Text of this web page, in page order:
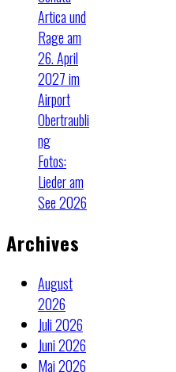
Artica und
Rage am
26. April
2027 im
Airport
Obertraubli
ng
Fotos:
Lieder am
See 2026
Archives
August
2026
Juli 2026
Juni 2026
Mai 2026